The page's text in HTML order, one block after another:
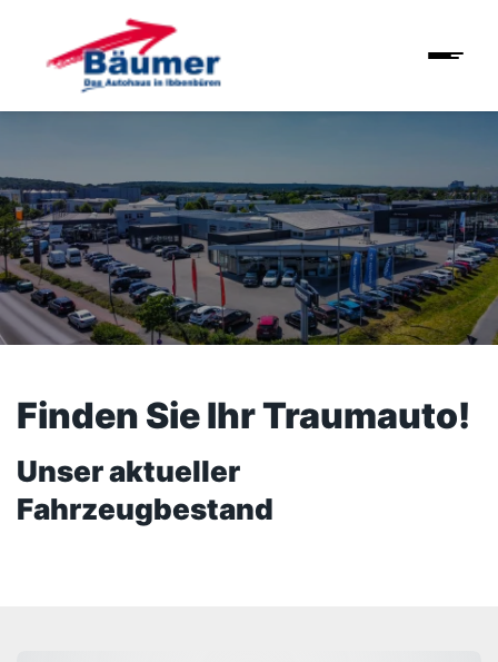
Finden Sie Ihr Traumauto!
Unser aktueller
Fahrzeugbestand